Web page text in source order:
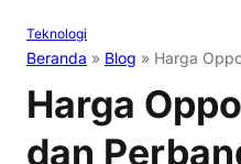
Teknologi
Beranda » Blog » Harga
Harga
dan